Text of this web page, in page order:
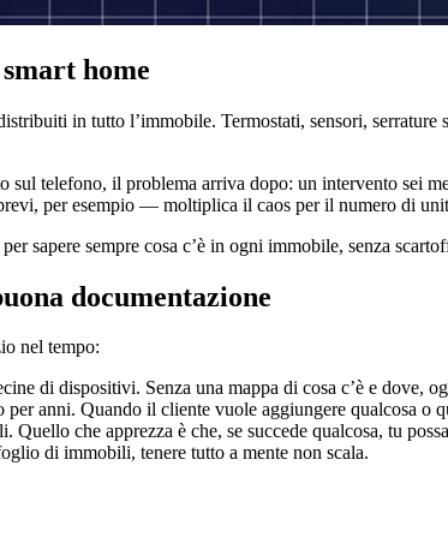
home
in tutto l’immobile. Termostati, sensori,
telefono, il problema arriva dopo: un intervento sei
per esempio — moltiplica il caos per il numero di
sapere sempre cosa c’è in ogni immobile, senza
documentazione
nel tempo:
di dispositivi. Senza una mappa di cosa c’è e dove,
anni. Quando il cliente vuole aggiungere qualcosa o
Quello che apprezza è che, se succede qualcosa, tu
di immobili, tenere tutto a mente non scala.